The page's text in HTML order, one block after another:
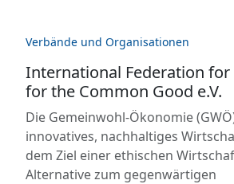
Verbände und Organisationen
International Federation for
for the Common Good e.V.
Die Gemeinwohl-Ökonomie
innovatives, nachhaltiges
dem Ziel einer ethischen
Alternative zum gegenwärtigen